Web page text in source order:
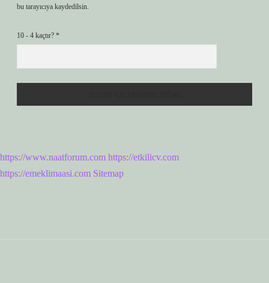
bu tarayıcıya kaydedilsin.
10 - 4 kaçtır? *
https://www.naatforum.com https://etkilicv.com
https://emeklimaasi.com Sitemap